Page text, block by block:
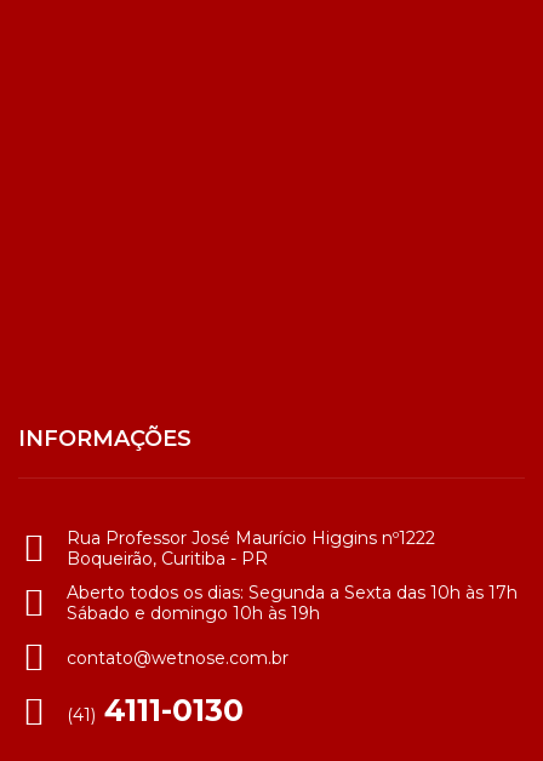
INFORMAÇÕES
Rua Professor José Maurício Higgins nº1222
Boqueirão, Curitiba - PR
Aberto todos os dias: Segunda a Sexta das 10h às 17h
Sábado e domingo 10h às 19h
contato@wetnose.com.br
(41) 4111-0130